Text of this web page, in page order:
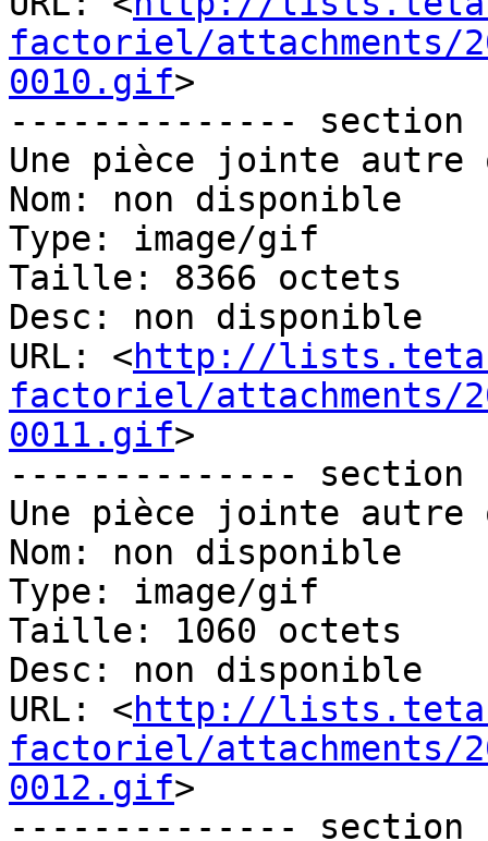
factoriel/attachments/
0010.gif>
-------------- section
Une pièce jointe
Nom: non disponible
Type: image/gif
Taille: 8366 octets
Desc: non disponible
URL: <http://
factoriel/attachments/
0011.gif>
-------------- section
Une pièce jointe
Nom: non disponible
Type: image/gif
Taille: 1060 octets
Desc: non disponible
URL: <http://
factoriel/attachments/
0012.gif>
-------------- section